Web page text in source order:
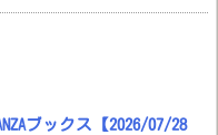
ブックス【2026/07/28